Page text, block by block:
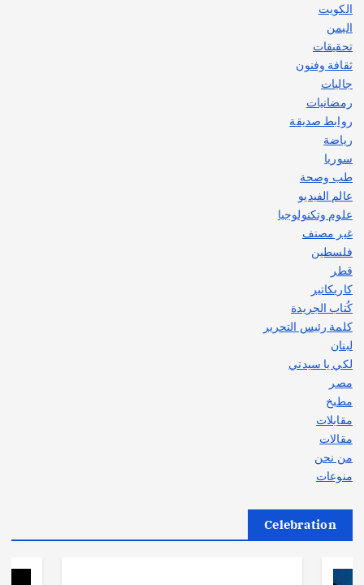
الكويت
اليمن
تحقيقات
ثقافة وفنون
جاليات
رمضانيات
روابط صديقة
رياضة
سوريا
طب وصحة
عالم الفيديو
علوم وتكنولوجيا
غير مصنف
فلسطين
قطر
كاريكاتير
كُتاب الجريدة
كلمة رئيس التحرير
لبنان
لكي يا سيدتي
مصر
مطبخ
مقابلات
مقالات
من نحن
منوعات
Celebration